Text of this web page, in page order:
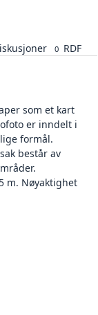
0 RDF
som et kart
er inndelt i
formål.
består av
m. Nøyaktighet